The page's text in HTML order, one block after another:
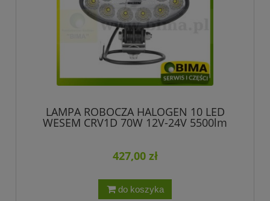
LAMPA ROBOCZA HALOGEN 10 LED
WESEM CRV1D 70W 12V-24V 5500lm
427,00 zł
do koszyka